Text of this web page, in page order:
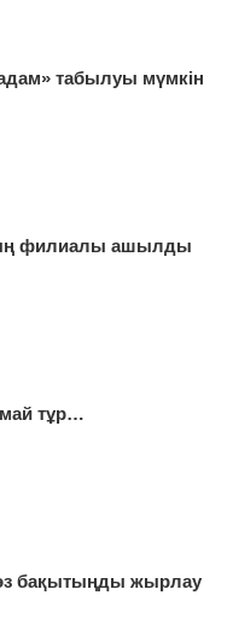
табылуы мүмкін
филиалы ашылды
тұр…
бақытыңды жырлау